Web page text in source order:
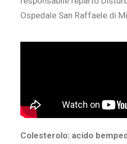
Ospedale San Raffaele di
Colesterolo: acido